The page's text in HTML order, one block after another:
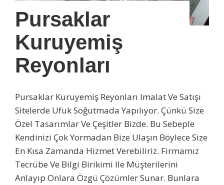
Pursaklar
Kuruyemiş
Reyonları
Pursaklar Kuruyemiş Reyonları Imalat Ve Satışı
Sitelerde Ufuk Soğutmada Yapılıyor. Çünkü Size
Özel Tasarımlar Ve Çeşitler Bizde. Bu Sebeple
Kendinizi Çok Yormadan Bize Ulaşın Böylece Size
En Kısa Zamanda Hizmet Verebiliriz. Firmamız
Tecrübe Ve Bilgi Birikimi Ile Müşterilerini
Anlayıp Onlara Özgü Çözümler Sunar. Bunlara